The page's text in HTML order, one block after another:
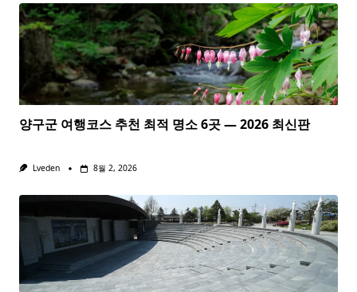
양구군 여행코스 추천 최적 명소 6곳 — 2026 최신판
Lveden 8월 2, 2026